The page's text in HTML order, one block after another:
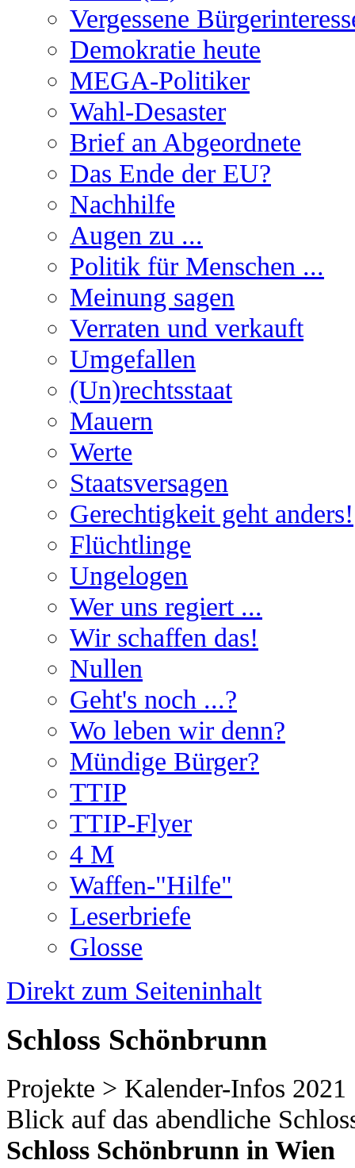
Vergessene
Demokratie heute
MEGA-Politiker
Wahl-Desaster
Brief an Abgeordnete
Das Ende der EU?
Nachhilfe
Augen zu ...
Politik für Menschen ...
Meinung sagen
Verraten und verkauft
Umgefallen
(Un)rechtsstaat
Mauern
Werte
Staatsversagen
Gerechtigkeit geht anders!
Flüchtlinge
Ungelogen
Wer uns regiert ...
Wir schaffen das!
Nullen
Geht's noch ...?
Wo leben wir denn?
Mündige Bürger?
TTIP
TTIP-Flyer
4 M
Waffen-"Hilfe"
Leserbriefe
Glosse
Direkt zum Seiteninhalt
Schloss Schönbrunn
Projekte > Kalender-Infos 2021
Blick auf das abendliche
Schloss Schönbrunn in Wien